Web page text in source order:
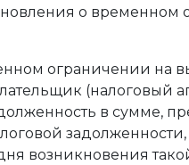
о временном
ограничении на
(налоговый
в сумме,
возникновения